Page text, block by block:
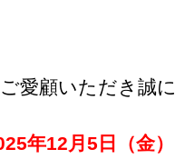
愛顧いただき誠
年12月5日（金